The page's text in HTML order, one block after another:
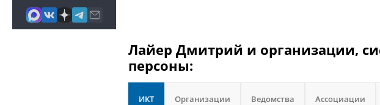
Лайер Дмитрий и организации,
персоны:
ИКТ Организации Ведомства Ассоциации